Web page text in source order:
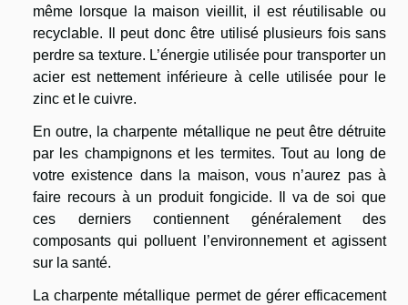
même lorsque la maison vieillit, il est réutilisable ou
recyclable. Il peut donc être utilisé plusieurs fois sans
perdre sa texture. L’énergie utilisée pour transporter un
acier est nettement inférieure à celle utilisée pour le
zinc et le cuivre.
En outre, la charpente métallique ne peut être détruite
par les champignons et les termites. Tout au long de
votre existence dans la maison, vous n’aurez pas à
faire recours à un produit fongicide. Il va de soi que
ces derniers contiennent généralement des
composants qui polluent l’environnement et agissent
sur la santé.
La charpente métallique permet de gérer efficacement